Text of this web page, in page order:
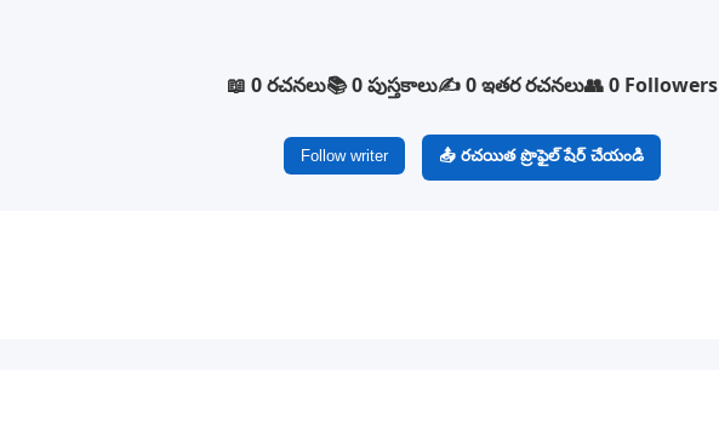
📖 0 రచనలు📚 0 పుస్తకాలు✍️ 0 ఇతర రచనలు👥 0 Followers
Follow writer 📤 రచయిత ప్రొఫైల్ షేర్ చేయండి